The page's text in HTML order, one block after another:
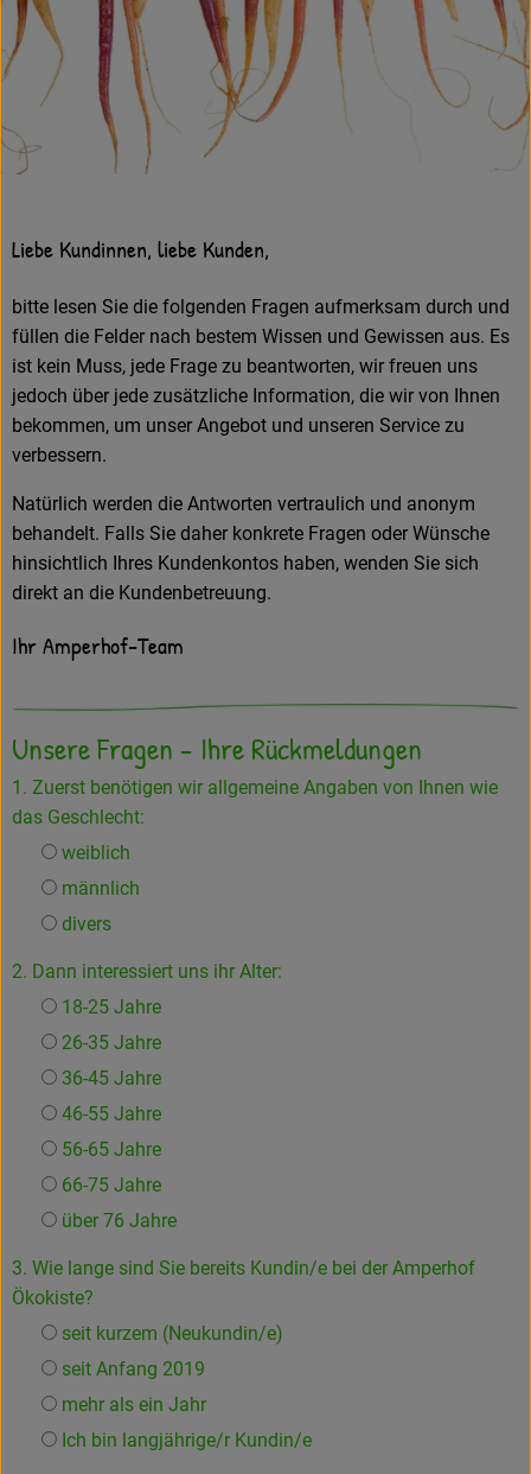
Frisches
Angebote
Haltbares
Naturkosmetik
Drogerie
Gratis Ökokiste im Wert von 25 Euro
Veranstaltungen
Amperhof-Blog
Entdecken
Über uns
Liebe Kundinnen, liebe Kunden,
bitte lesen Sie die folgenden Fragen aufmerksam durch und
füllen die Felder nach bestem Wissen und Gewissen aus. Es
ist kein Muss, jede Frage zu beantworten, wir freuen uns
jedoch über jede zusätzliche Information, die wir von Ihnen
bekommen, um unser Angebot und unseren Service zu
verbessern.
Natürlich werden die Antworten vertraulich und anonym
behandelt. Falls Sie daher konkrete Fragen oder Wünsche
hinsichtlich Ihres Kundenkontos haben, wenden Sie sich
direkt an die Kundenbetreuung.
Ihr Amperhof-Team
Unsere Fragen - Ihre Rückmeldungen
1. Zuerst benötigen wir allgemeine Angaben von Ihnen wie
das Geschlecht:
weiblich
männlich
divers
2. Dann interessiert uns ihr Alter:
18-25 Jahre
26-35 Jahre
36-45 Jahre
46-55 Jahre
56-65 Jahre
66-75 Jahre
über 76 Jahre
3. Wie lange sind Sie bereits Kundin/e bei der Amperhof
Ökokiste?
seit kurzem (Neukundin/e)
seit Anfang 2019
mehr als ein Jahr
Ich bin langjährige/r Kundin/e